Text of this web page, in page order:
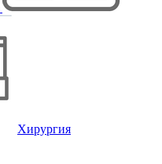
Хирургия